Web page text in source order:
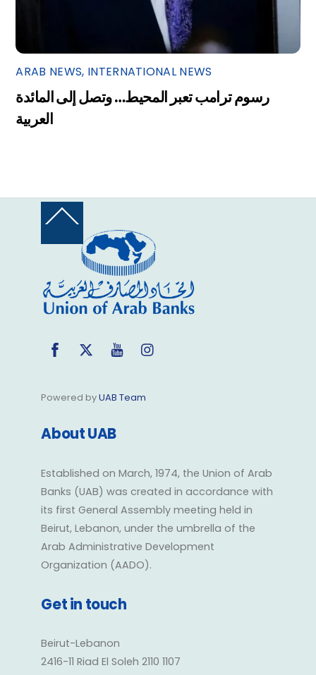
ARAB NEWS, INTERNATIONAL NEWS
رسوم ترامب تعبر المحيط… وتصل إلى المائدة
العربية
Back
Top
Facebook
Twitter YouTube
Powered byUAB Team
About UAB
Established on March, 1974, the Union of Arab
Banks (UAB) was created in accordance with
its first General Assembly meeting held in
Beirut, Lebanon, under the umbrella of the
Arab Administrative Development
Organization (AADO).
Get in touch
Beirut-Lebanon
2416-11 Riad El Soleh 2110 1107